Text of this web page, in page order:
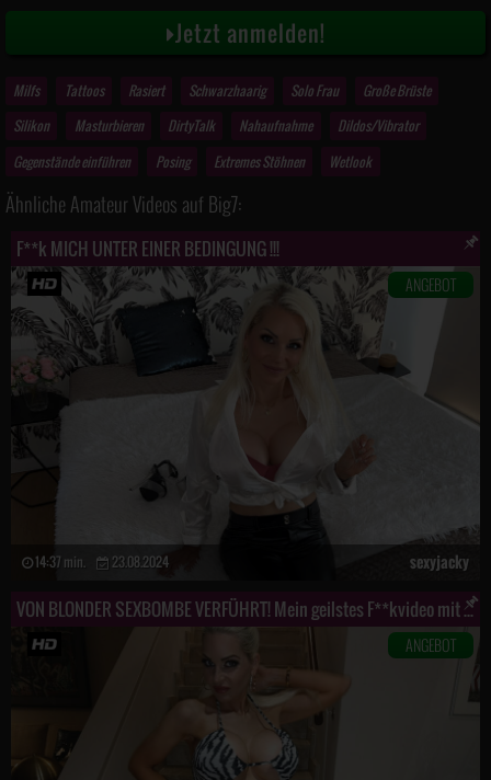
Jetzt anmelden!
Milfs Tattoos Rasiert Schwarzhaarig Solo Frau
Große Brüste
Silikon
Masturbieren DirtyTalk Nahaufnahme
Dildos/Vibrator
Gegenstände einführen
Posing Extremes Stöhnen Wetlook
Ähnliche Amateur Videos auf Big7:
F**k MICH UNTER EINER BEDINGUNG !!!
ANGEBOT
14:37 min. 23.08.2024 sexyjacky
VON BLONDER SEXBOMBE VERFÜHRT! Mein geilstes F**kvideo mit meinen neuen Hammertitten !!!
ANGEBOT